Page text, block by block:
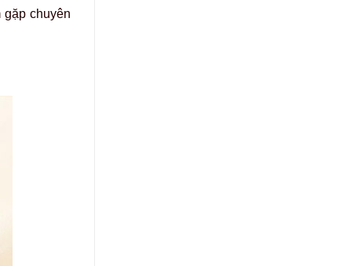
chuyên